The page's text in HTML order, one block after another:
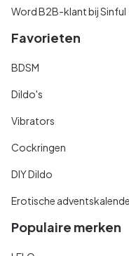
Word B2B-klant bij Sinful
Favorieten
BDSM
Dildo's
Vibrators
Cockringen
DIY Dildo
Erotische
Populaire merken